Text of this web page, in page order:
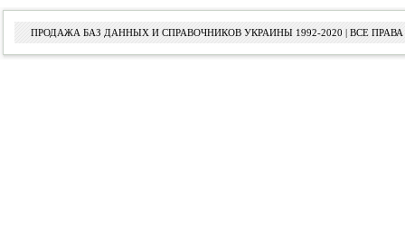
ПРОДАЖА БАЗ ДАННЫХ И СПРАВОЧНИКОВ УКРАИНЫ 1992-2020 | ВСЕ